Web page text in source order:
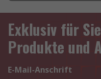
Exklusiv für
Produkte und
E-Mail-Anschrift